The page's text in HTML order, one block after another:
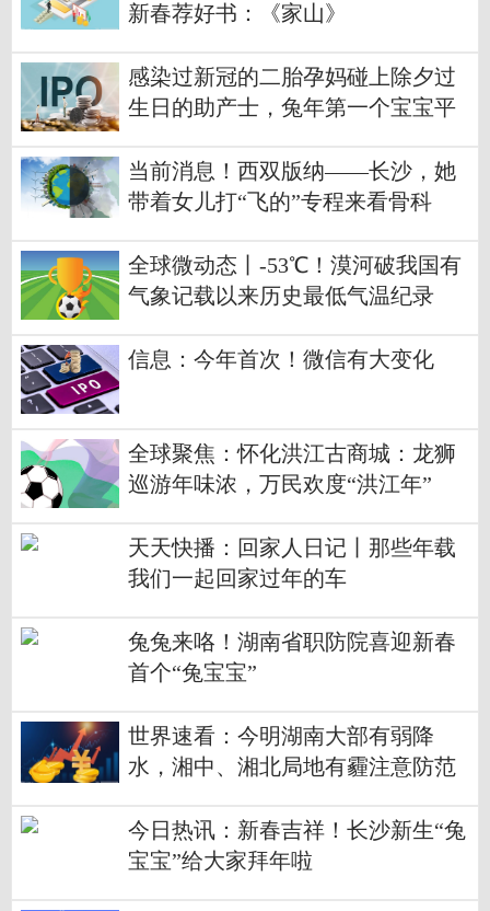
新春荐好书：《家山》
感染过新冠的二胎孕妈碰上除夕过
生日的助产士，兔年第一个宝宝平
当前消息！西双版纳——长沙，她
带着女儿打“飞的”专程来看骨科
全球微动态丨-53℃！漠河破我国有
气象记载以来历史最低气温纪录
信息：今年首次！微信有大变化
全球聚焦：怀化洪江古商城：龙狮
巡游年味浓，万民欢度“洪江年”
天天快播：回家人日记丨那些年载
我们一起回家过年的车
兔兔来咯！湖南省职防院喜迎新春
首个“兔宝宝”
世界速看：今明湖南大部有弱降
水，湘中、湘北局地有霾注意防范
今日热讯：新春吉祥！长沙新生“兔
宝宝”给大家拜年啦